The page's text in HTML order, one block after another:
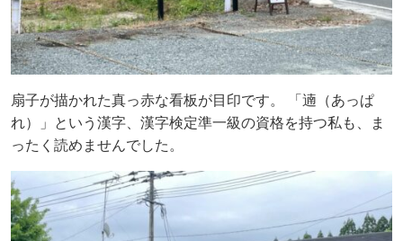
扇子が描かれた真っ赤な看板が目印です。 「遖（あっぱ
れ）」という漢字、漢字検定準一級の資格を持つ私も、ま
ったく読めませんでした。